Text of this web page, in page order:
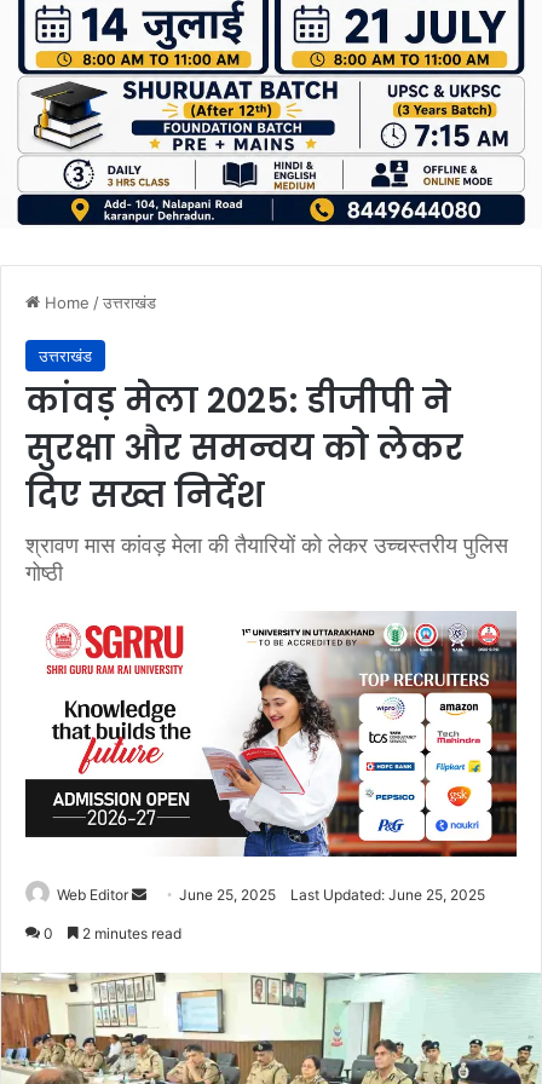
Home /उत्तराखंड
उत्तराखंड
कांवड़ मेला 2025: डीजीपी ने
सुरक्षा और समन्वय को लेकर
दिए सख्त निर्देश
श्रावण मास कांवड़ मेला की तैयारियों को लेकर उच्चस्तरीय पुलिस
गोष्ठी
Web Editor
d
n
e
June 25, 2025 Last Updated: June 25, 2025
0 2 minutes read